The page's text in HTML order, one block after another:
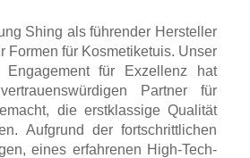
Shing als führender Hersteller
Formen für Kosmetiketuis. Unser
Engagement für Exzellenz hat
Partner für
die erstklassige Qualität
Aufgrund der fortschrittlichen
eines erfahrenen High-Tech-